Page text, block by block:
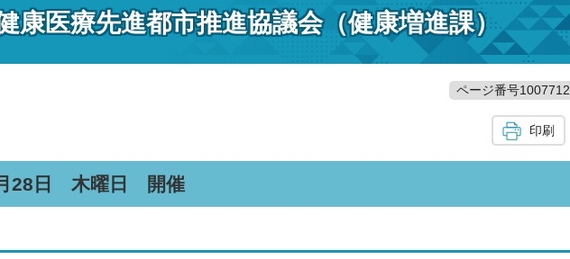
康医療先進都市推進協議会（健康増進課）
ページ番号1007712
印刷
28日 木曜日 開催